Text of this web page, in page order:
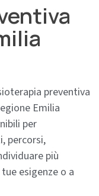
preventiva
Emilia
per
percorsi,
più
esigenze o a